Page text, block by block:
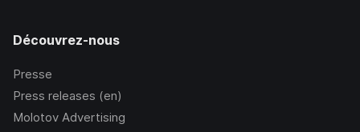
Découvrez-nous
Presse
Press releases (en)
Molotov Advertising